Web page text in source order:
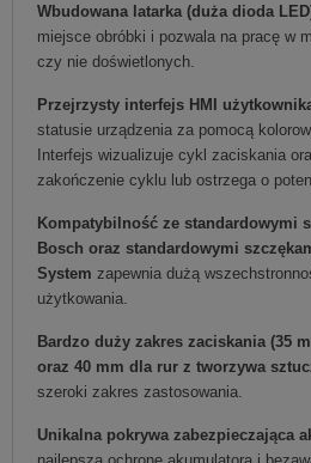
Wbudowana latarka (duża dioda
miejsce obróbki i pozwala na pracę w
czy nie doświetlonych.
Przejrzysty interfejs HMI
statusie urządzenia za pomocą
Interfejs wizualizuje cykl zaciskania
zakończenie cyklu lub ostrzega o
Kompatybilność ze standardowymi
Bosch oraz standardowymi
System zapewnia dużą
użytkowania.
Bardzo duży zakres zaciskania (35
oraz 40 mm dla rur z tworzywa
szeroki zakres zastosowania.
Unikalna pokrywa zabezpieczająca